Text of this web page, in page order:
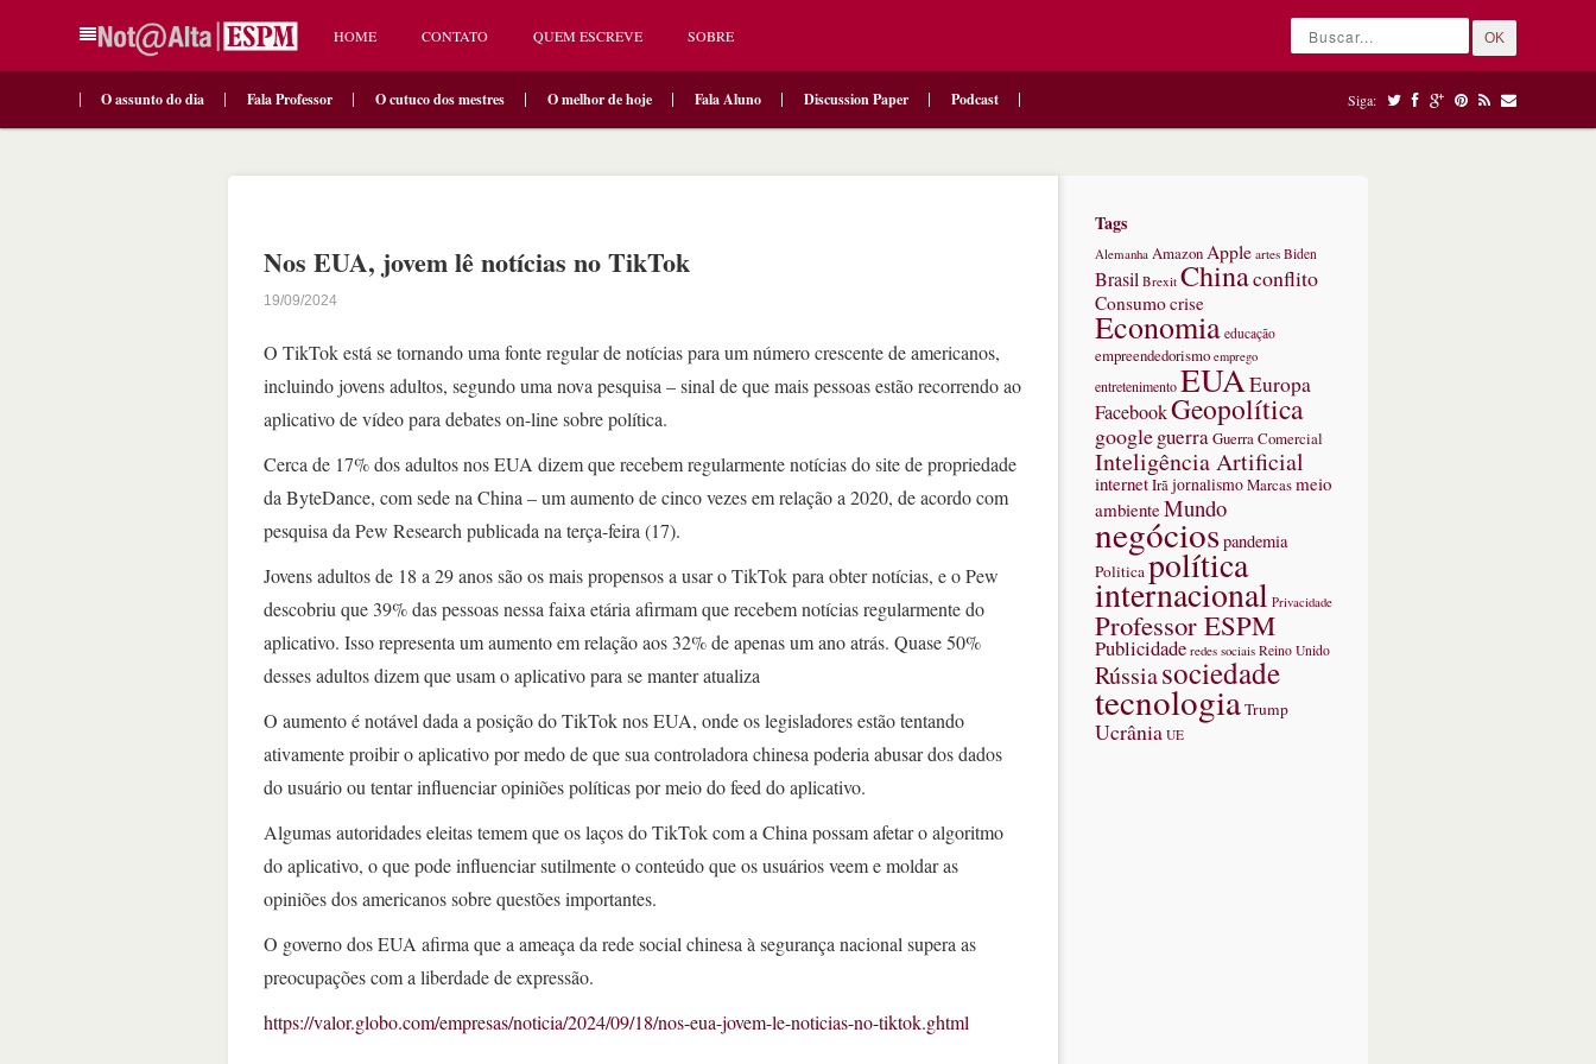
HOME CONTATO QUEM ESCREVE SOBRE OK
O assunto do dia Fala Professor O cutuco dos mestres O melhor de hoje Fala Aluno Discussion Paper Podcast Siga:
Nos EUA, jovem lê notícias no TikTok
19/09/2024
O TikTok está se tornando uma fonte regular de notícias para um número crescente de americanos,
incluindo jovens adultos, segundo uma nova pesquisa – sinal de que mais pessoas estão recorrendo ao
aplicativo de vídeo para debates on-line sobre política.
Cerca de 17% dos adultos nos EUA dizem que recebem regularmente notícias do site de propriedade
da ByteDance, com sede na China – um aumento de cinco vezes em relação a 2020, de acordo com
pesquisa da Pew Research publicada na terça-feira (17).
Jovens adultos de 18 a 29 anos são os mais propensos a usar o TikTok para obter notícias, e o Pew
descobriu que 39% das pessoas nessa faixa etária afirmam que recebem notícias regularmente do
aplicativo. Isso representa um aumento em relação aos 32% de apenas um ano atrás. Quase 50%
desses adultos dizem que usam o aplicativo para se manter atualiza
O aumento é notável dada a posição do TikTok nos EUA, onde os legisladores estão tentando
ativamente proibir o aplicativo por medo de que sua controladora chinesa poderia abusar dos dados
do usuário ou tentar influenciar opiniões políticas por meio do feed do aplicativo.
Algumas autoridades eleitas temem que os laços do TikTok com a China possam afetar o algoritmo
do aplicativo, o que pode influenciar sutilmente o conteúdo que os usuários veem e moldar as
opiniões dos americanos sobre questões importantes.
O governo dos EUA afirma que a ameaça da rede social chinesa à segurança nacional supera as
preocupações com a liberdade de expressão.
https://valor.globo.com/empresas/noticia/2024/09/18/nos-eua-jovem-le-noticias-no-tiktok.ghtml
Tags
Alemanha Amazon Apple artes Biden
Brasil Brexit Chinaconflito
Consumocrise
Economia educação
empreendedorismo emprego
entretenimentoEUAEuropa
FacebookGeopolítica
googleguerraGuerra Comercial
Inteligência Artificial
internetIrãjornalismoMarcasmeio
ambienteMundo
negóciospandemia
Politicapolítica
internacional Privacidade
Professor ESPM
Publicidade redes sociais Reino Unido
Rússiasociedade
tecnologiaTrump
Ucrânia UE